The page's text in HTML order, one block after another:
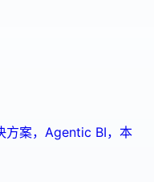
方案，Agentic BI，本